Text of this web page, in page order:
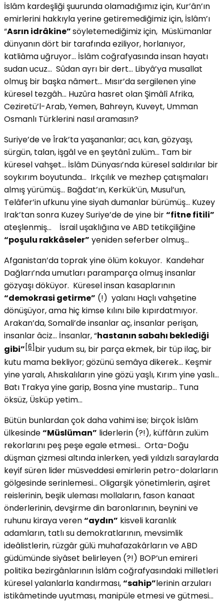
İslâm kardeşliği şuurunda olamadığımız için, Kur’ân’ın
emirlerini hakkıyla yerine getiremediğimiz için, İslâm’ı
“Asrın idrâkine”söyletemediğimiz için, Müslümanlar
dünyanın dört bir tarafında eziliyor, horlanıyor,
katliâma uğruyor… İslâm coğrafyasında insan hayatı
sudan ucuz… Sûdan ayrı bir dert… Libyâ’ya musallat
olmuş bir başka nâmert… Mısır’da sergilenen yine
küresel tezgâh… Huzûra hasret olan Şimâlî Afrika,
Ceziretü’l-Arab, Yemen, Bahreyn, Kuveyt, Umman
Osmanlı Türklerini nasıl aramasın?
Suriye’de ve Îrak’ta yaşananlar; acı, kan, gözyaşı,
sürgün, talan, işgâl ve en şeytânî zulüm… Tam bir
küresel vahşet… İslâm Dünyası’nda küresel saldırılar bir
soykırım boyutunda… Irkçılık ve mezhep çatışmaları
almış yürümüş… Bağdat’ın, Kerkük’ün, Musul’un,
Telâfer’in ufkunu yine siyah dumanlar bürümüş… Kuzey
Irak’tan sonra Kuzey Suriye’de de yine bir“fitne fitili”
ateşlenmiş… İsrail uşaklığına ve ABD tetikçiliğine
“poşulu rakkâseler” yeniden seferber olmuş…
Afganistan’da toprak yine ölüm kokuyor. Kandehar
Dağları’nda umutları paramparça olmuş insanlar
gözyaşı döküyor. Küresel insan kasaplarının
“demokrasi getirme” (!) yalanı Haçlı vahşetine
dönüşüyor, ama hiç kimse kılını bile kıpırdatmıyor.
Arakan’da, Somali’de insanlar aç, insanlar perişan,
insanlar âciz… İnsanlar, “hastanın sabahı beklediği
gibi” [6] bir yudum su, bir parça ekmek, bir tüp ilaç, bir
kutu mama bekliyor; gözünü semâya dikerek… Keşmir
yine yaralı, Ahıskalıların yine gözü yaşlı, Kırım yine yaslı…
Batı Trakya yine garip, Bosna yine mustarip… Tuna
öksüz, Üsküp yetim…
Bütün bunlardan çok daha vahimi ise; birçok İslâm
ülkesinde“Müslüman” liderlerin (?!), küffârın zulüm
rekorlarını peş peşe egale etmesi… Orta-Doğu
düşman çizmesi altında inlerken, yedi yıldızlı saraylarda
keyif süren lider müsveddesi emirlerin petro-dolarların
gölgesinde serinlemesi… Oligarşik yönetimlerin, aşiret
reislerinin, beşik uleması mollaların, fason kanaat
önderlerinin, devşirme din baronlarının, beynini ve
ruhunu kiraya veren“aydın” kisveli karanlık
adamların, tatlı su demokratlarının, mevsimlik
ideâlistlerin, rüzgâr gülü muhafazakârların ve ABD
güdümünde siyâset belirleyen (?!) BOP’un emireri
politika bezirgânlarının İslâm coğrafyasındaki milletleri
küresel yalanlarla kandırması,“sahip”lerinin arzuları
istikâmetinde uyutması, manipüle etmesi ve gütmesi…